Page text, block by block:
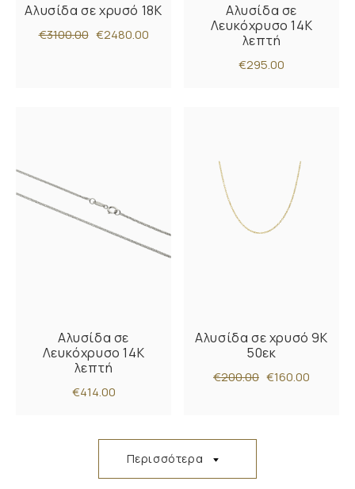
Αλυσίδα σε χρυσό 18Κ
€3100.00 €2480.00
Αλυσίδα σε
Λευκόχρυσο 14Κ
λεπτή
€295.00
Αλυσίδα σε
Λευκόχρυσο 14Κ
λεπτή
€414.00
Αλυσίδα σε χρυσό 9Κ
50εκ
€200.00 €160.00
Περισσότερα